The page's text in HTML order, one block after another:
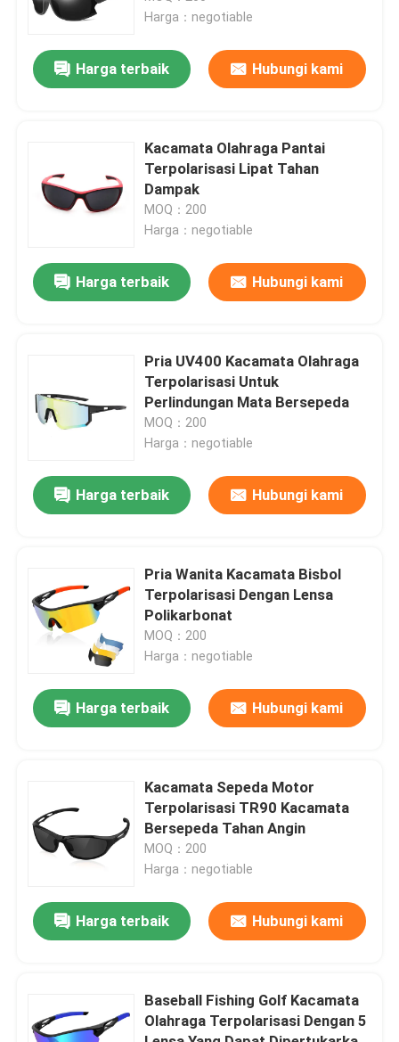
Produk
Tentang kami
Tur Pabrik
Berita
Permintaan Penawaran
Kacamata Safety Goggles
Harga：negotiable
Harga terbaik Hubungi kami
Kacamata Olahraga Pantai
Terpolarisasi Lipat Tahan
Dampak
MOQ：200
Harga：negotiable
Harga terbaik Hubungi kami
Pria UV400 Kacamata Olahraga
Terpolarisasi Untuk
Perlindungan Mata Bersepeda
MOQ：200
Harga：negotiable
Harga terbaik Hubungi kami
Pria Wanita Kacamata Bisbol
Terpolarisasi Dengan Lensa
Polikarbonat
MOQ：200
Harga：negotiable
Harga terbaik Hubungi kami
Kacamata Sepeda Motor
Terpolarisasi TR90 Kacamata
Bersepeda Tahan Angin
MOQ：200
Harga：negotiable
Harga terbaik Hubungi kami
Baseball Fishing Golf Kacamata
Olahraga Terpolarisasi Dengan 5